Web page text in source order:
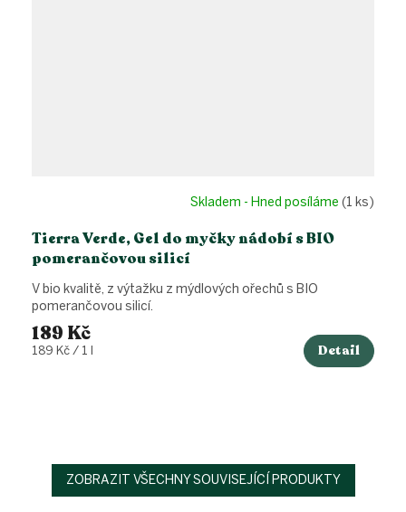
Tierra Verde, Gel do myčky nádobí s BIO
pomerančovou silicí
Skladem - Hned posíláme (1 ks)
189 Kč
Měrná
189 Kč / 1 l Detail
V bio kvalitě, z výtažku z mýdlových ořechů s BIO
pomerančovou silicí.
ZOBRAZIT VŠECHNY SOUVISEJÍCÍ PRODUKTY